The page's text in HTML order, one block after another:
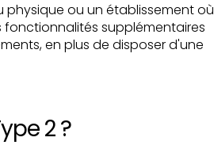
physique ou un établissement où
fonctionnalités supplémentaires
en plus de disposer d'une
2 ?